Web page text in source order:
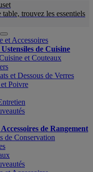
trouvez les essentiels
et Accessoires
de Cuisine
et Couteaux
et Dessous de Verres
Poivre
de Rangement
de Conservation